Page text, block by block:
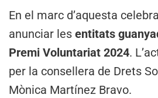
En el marc d’aquesta
anunciar les entitats
Premi Voluntariat 2024.
per la consellera de Drets
Mònica Martínez Bravo.